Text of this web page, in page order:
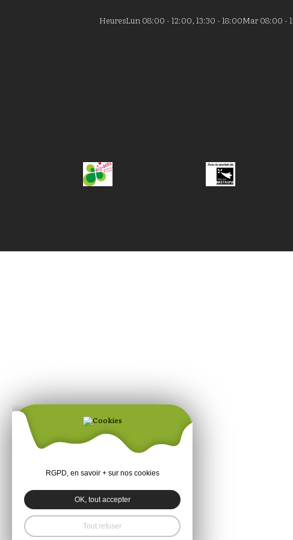
HeuresLun 08:00 - 12:00, 13:30 - 18:00Mar 08:00 -
RGPD, en savoir + sur nos cookies
OK, tout accepter
Tout refuser